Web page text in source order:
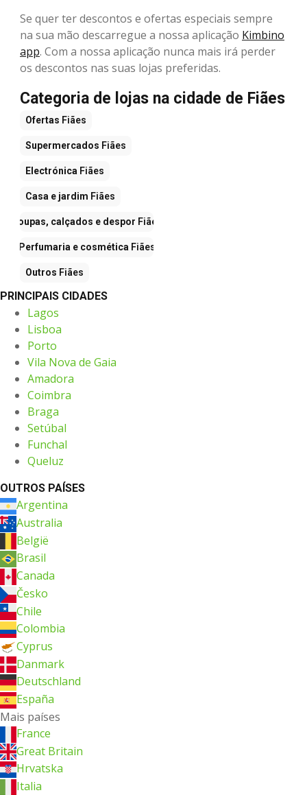
Se quer ter descontos e ofertas especiais sempre
na sua mão descarregue a nossa aplicação Kimbino
app. Com a nossa aplicação nunca mais irá perder
os descontos nas suas lojas preferidas.
Categoria de lojas na cidade de Fiães
Ofertas Fiães
Supermercados Fiães
Electrónica Fiães
Casa e jardim Fiães
Roupas, calçados e despor Fiães
Perfumaria e cosméticaFiães
Outros Fiães
PRINCIPAIS CIDADES
Lagos
Lisboa
Porto
Vila Nova de Gaia
Amadora
Coimbra
Braga
Setúbal
Funchal
Queluz
OUTROS PAÍSES
Argentina
Australia
België
Brasil
Canada
Česko
Chile
Colombia
Cyprus
Danmark
Deutschland
España
Mais países
France
Great Britain
Hrvatska
Italia